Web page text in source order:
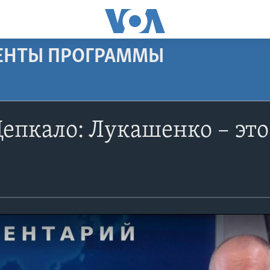
ПРОГРАММЫ
Лукашенко –